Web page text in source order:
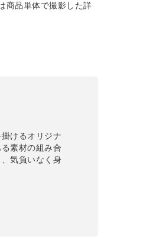
商品単体で撮影した詳
けるオリジナ
素材の組み合
気負いなく身